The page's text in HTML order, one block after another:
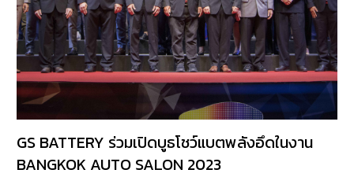
GS BATTERY ร่วมเปิดบูธโชว์แบตพลังอึดในงาน
BANGKOK AUTO SALON 2023